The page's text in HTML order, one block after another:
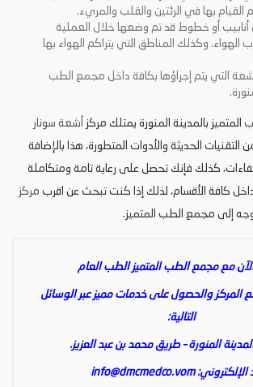
القيام بها في الرئتين والقلب والمريء.
أو خطوط قد تم وضعها خلال العملية
وكذلك المناطق التي يتراكم الهواء بها
التي يتم إجراؤها بكافة داخل مجمع الطب
المتميز بالمدينة المنورة يمتلك مركز أشعة سونار
الحديثة والأدوات المتطورة، هذا بالإضافة
كذلك فإنك تحصل على رعاية تامة ومتكاملة
كافة الأقسام، لذلك إذا كنت تبحث عن اقرب مركز
إلى مجمع الطب المتميز.
مع مجمع الطب المتميز الطب العام
المركز والحصول على خدمات مميز عبر الوسائل
التالية:
المنورة – طريق محمد بن عبد العزيز.
الإلكتروني:info@dmcmedco.vom